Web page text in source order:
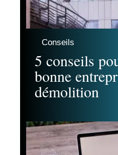
Conseils
5 conseils
bonne
démolition